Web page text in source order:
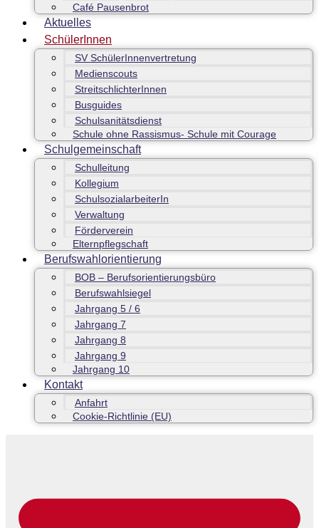
Café Pausenbrot
Aktuelles
SchülerInnen
SV SchülerInnenvertretung
Medienscouts
StreitschlichterInnen
Busguides
Schulsanitätsdienst
Schule ohne Rassismus- Schule mit Courage
Schulgemeinschaft
Schulleitung
Kollegium
SchulsozialarbeiterIn
Verwaltung
Förderverein
Elternpflegschaft
Berufswahlorientierung
BOB – Berufsorientierungsbüro
Berufswahlsiegel
Jahrgang 5 / 6
Jahrgang 7
Jahrgang 8
Jahrgang 9
Jahrgang 10
Kontakt
Anfahrt
Cookie-Richtlinie (EU)